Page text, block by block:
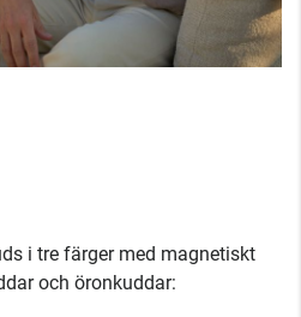
i tre färger med magnetiskt
och öronkuddar: